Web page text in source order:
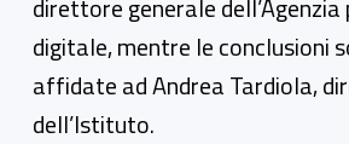
digitale, mentre le conclusioni
affidate ad Andrea Tardiola,
dell’Istituto.